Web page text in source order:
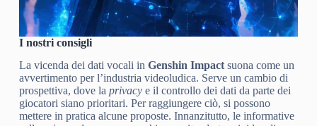
I nostri consigli
La vicenda dei dati vocali in Genshin Impactsuona come un
avvertimento per l’industria videoludica. Serve un cambio di
prospettiva, dove la privacye il controllo dei dati da parte dei
giocatori siano prioritari. Per raggiungere ciò, si possono
mettere in pratica alcune proposte. Innanzitutto, le informative